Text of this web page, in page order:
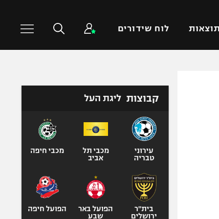
תוצאות לוח שידורים
טניס
כדורעף
ספורט אולימפי
קבוצות ליגת העל
עירוני
טבריה
מכבי תל
אביב
מכבי חיפה
בית"ר
ירושלים
הפועל באר
שבע
הפועל חיפה